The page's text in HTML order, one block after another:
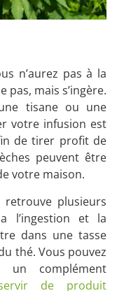
n’aurez pas à la
pas, mais s’ingère.
tisane ou une
votre infusion est
de tirer profit de
peuvent être
votre maison.
plusieurs
l’ingestion et la
dans une tasse
thé. Vous pouvez
un complément
de produit